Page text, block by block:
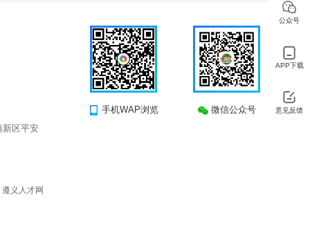
新区平安
手机WAP浏览 微信公众号
义人才网
公众号
APP下载
意见反馈